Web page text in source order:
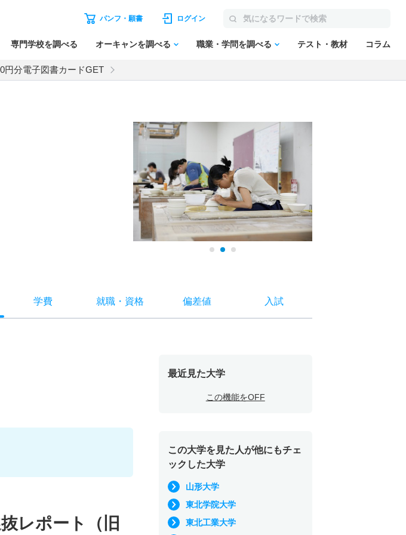
パンフ・願書 ログイン
専門学校を調べる オーキャンを調べる 職業・学問を調べる テスト・教材 コラム
円分電子図書カードGET
学費 就職・ 資格 偏差値 入試
レポート（旧
最近見た大学
この機能をOFF
この大学を見た人が他にもチェ
ックした大学
山形大学
東北学院大学
東北工業大学